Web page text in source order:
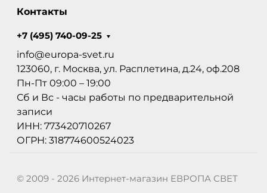
Контакты
+7 (495) 740-09-25
info@europa-svet.ru
123060, г. Москва, ул. Расплетина, д.24, оф.208
Пн-Пт 09:00 – 19:00
Сб и Вс - часы работы по предварительной
записи
ИНН: 773420710267
ОГРН: 318774600524023
© 2009 - 2026 Интернет-магазин ЕВРОПА СВЕТ